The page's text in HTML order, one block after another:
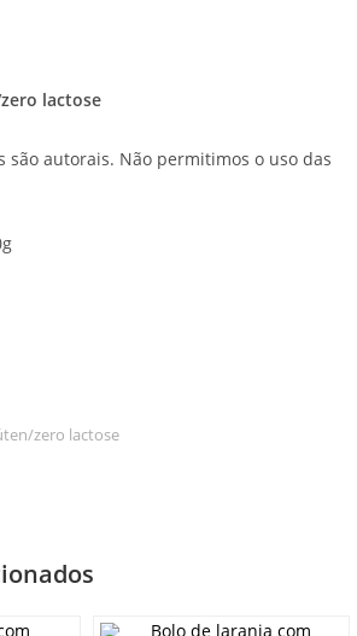
lactose
são autorais. Não permitimos o uso das
zero lactose